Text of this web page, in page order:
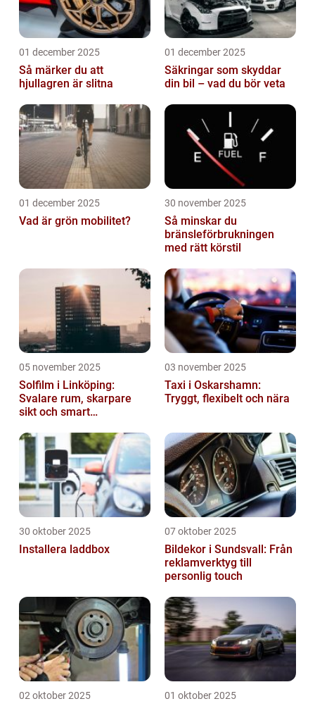
01 december 2025
Så märker du att
hjullagren är slitna
01 december 2025
Säkringar som skyddar
din bil – vad du bör veta
01 december 2025
Vad är grön mobilitet?
30 november 2025
Så minskar du
bränsleförbrukningen
med rätt körstil
05 november 2025
Solfilm i Linköping:
Svalare rum, skarpare
sikt och smart
03 november 2025
Taxi i Oskarshamn:
Tryggt, flexibelt och nära
30 oktober 2025
Installera laddbox
07 oktober 2025
Bildekor i Sundsvall: Från
reklamverktyg till
personlig touch
02 oktober 2025 01 oktober 2025